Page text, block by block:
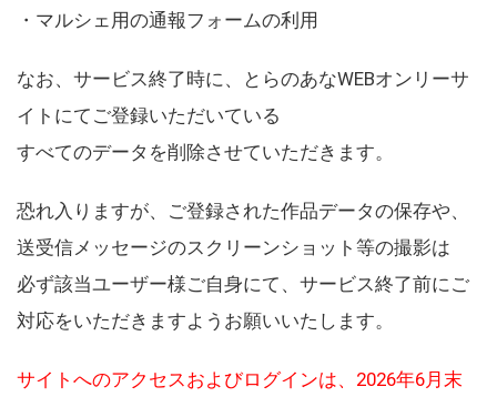
・マルシェ用の通報フォームの利用
なお、サービス終了時に、とらのあなWEBオンリーサ
イトにてご登録いただいている
すべてのデータを削除させていただきます。
恐れ入りますが、ご登録された作品データの保存や、
送受信メッセージのスクリーンショット等の撮影は
必ず該当ユーザー様ご自身にて、サービス終了前にご
対応をいただきますようお願いいたします。
サイトへのアクセスおよびログインは、2026年6月末